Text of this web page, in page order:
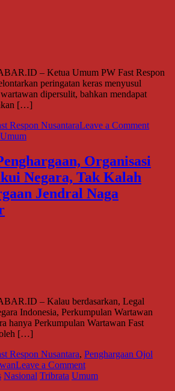
– Ketua Umum PW Fast Respon
peringatan keras menyusul
dipersulit, bahkan mendapat
[…]
Respon NusantaraLeave a Commenton
FRN
Agus
Umum
Organisasi
Negara, Tak Kalah
Jendral Naga
– Kalau berdasarkan, Legal
Indonesia, Perkumpulan Wartawan
hanya Perkumpulan Wartawan Fast
oleh […]
Respon Nusantara, Penghargaan Ojol
Leave a Commenton
Ojol
Nasional Tribrata Umum